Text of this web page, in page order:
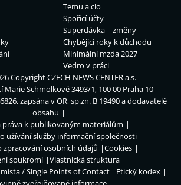
Temu a clo
Spořicí účty
Superdávka – změny
Chybějící roky k důchodu
Minimální mzda 2027
Vedro v práci
CopyrightCZECH NEWS CENTER a.s.
Marie Schmolkové 3493/1, 100 00 Praha 10 -
zapsána v OR, sp.zn. B 19490 a dodavatelé
obsahu
práva k publikovaným materiálům
užívání služby informační společnosti
zpracování osobních údajů
Cookies
soukromí
Vlastnická struktura
/ Single Points of Contact
Etický kodex